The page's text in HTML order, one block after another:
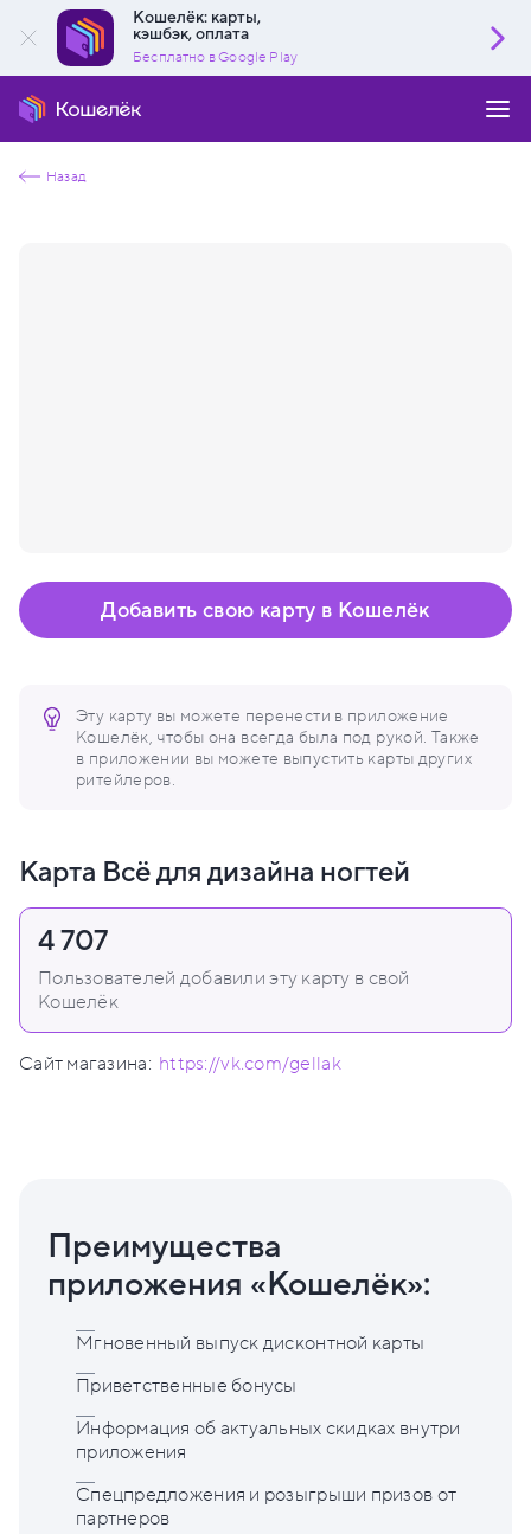
Кошелёк: карты,
кэшбэк, оплата
Бесплатно в Google Play
Назад
Эту карту вы можете перенести в приложение
Кошелёк, чтобы она всегда была под рукой. Также
в приложении вы можете выпустить карты других
ритейлеров.
Добавить свою карту в Кошелёк
Карта Всё для дизайна ногтей
4 707
Пользователей добавили эту карту в свой
Кошелёк
Сайт магазина: https://vk.com/gellak
Преимущества
приложения «Кошелёк»:
Мгновенный выпуск дисконтной карты
Приветственные бонусы
Информация об актуальных скидках внутри
приложения
Спецпредложения и розыгрыши призов от
партнеров